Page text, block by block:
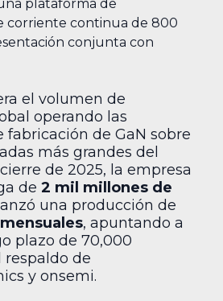
plataforma de
corriente continua de 800
conjunta con
el volumen de
operando las
fabricación de GaN sobre
más grandes del
de 2025, la empresa
de 2 mil millones de
una producción de
, apuntando a
plazo de 70,000
respaldo de
y onsemi.